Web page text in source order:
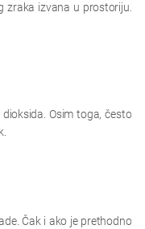
zraka izvana u prostoriju.
Osim toga, često
Čak i ako je prethodno